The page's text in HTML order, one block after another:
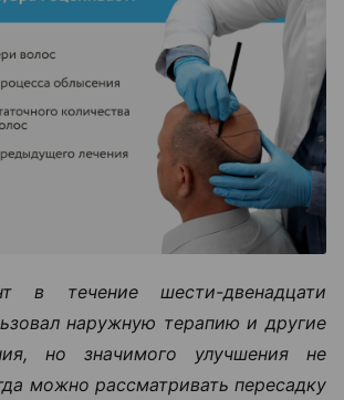
в течение шести-двенадцати
наружную терапию и другие
но значимого улучшения не
можно рассматривать пересадку